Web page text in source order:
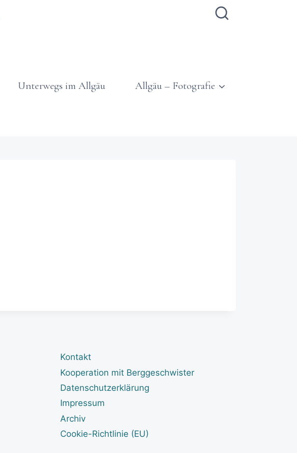
Unterwegs im Allgäu Allgäu – Fotografie
Kontakt
Kooperation mit Berggeschwister
Datenschutzerklärung
Impressum
Archiv
Cookie-Richtlinie (EU)